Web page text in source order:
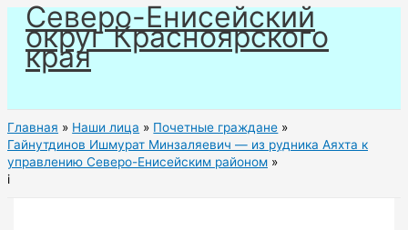
Перейти
содержимому
Северо-Енисейский
округ Красноярского
края
Главная Наши лица
Почетные граждане
Гайнутдинов Ишмурат Минзаляевич — из рудника Аяхта к
управлению Северо-Енисейским районом
i